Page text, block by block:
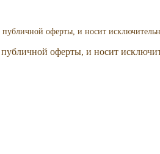
оферты, и носит
оферты, и носит